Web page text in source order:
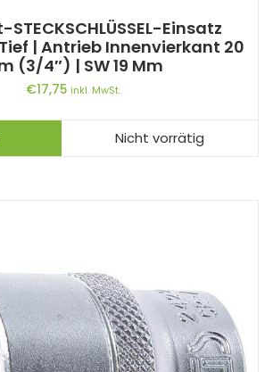
STECKSCHLÜSSEL-Einsatz
| Antrieb Innenvierkant 20
(3/4″) | SW 19 Mm
€17,75 inkl. MwSt.
Nicht vorrätig